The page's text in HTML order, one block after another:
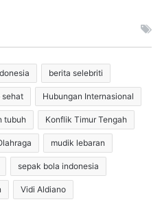
berita selebriti
sehat Hubungan Internasional
tubuh Konflik Timur Tengah
mudik lebaran
sepak bola indonesia
Vidi Aldiano